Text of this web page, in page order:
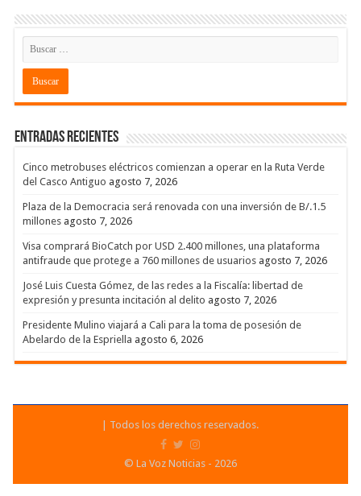
Entradas recientes
Cinco metrobuses eléctricos comienzan a operar en la Ruta Verde
del Casco Antiguo agosto 7, 2026
Plaza de la Democracia será renovada con una inversión de B/.1.5
millones agosto 7, 2026
Visa comprará BioCatch por USD 2.400 millones, una plataforma
antifraude que protege a 760 millones de usuarios agosto 7, 2026
José Luis Cuesta Gómez, de las redes a la Fiscalía: libertad de
expresión y presunta incitación al delito agosto 7, 2026
Presidente Mulino viajará a Cali para la toma de posesión de
Abelardo de la Espriella agosto 6, 2026
| Todos los derechos reservados.
© La Voz Noticias - 2026